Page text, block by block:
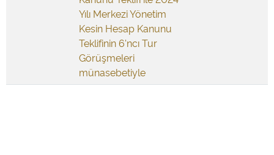
Yılı Merkezi Yönetim
Kesin Hesap Kanunu
Teklifinin 6'ncı Tur
Görüşmeleri
münasebetiyle